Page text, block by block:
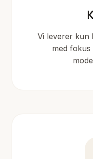
Vi leverer kun
med fokus